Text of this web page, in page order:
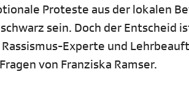
Proteste aus der lokalen
sein. Doch der Entscheid
Experte und
von Franziska Ramser.